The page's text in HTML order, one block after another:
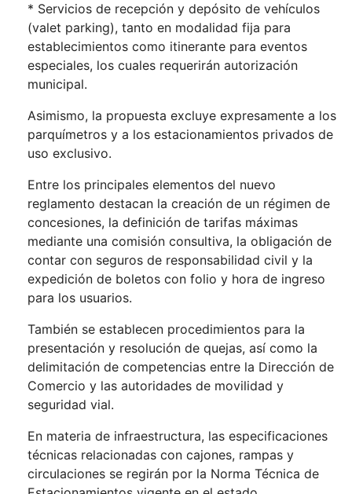
* Servicios de recepción y depósito de vehículos
(valet parking), tanto en modalidad fija para
establecimientos como itinerante para eventos
especiales, los cuales requerirán autorización
municipal.
Asimismo, la propuesta excluye expresamente a los
parquímetros y a los estacionamientos privados de
uso exclusivo.
Entre los principales elementos del nuevo
reglamento destacan la creación de un régimen de
concesiones, la definición de tarifas máximas
mediante una comisión consultiva, la obligación de
contar con seguros de responsabilidad civil y la
expedición de boletos con folio y hora de ingreso
para los usuarios.
También se establecen procedimientos para la
presentación y resolución de quejas, así como la
delimitación de competencias entre la Dirección de
Comercio y las autoridades de movilidad y
seguridad vial.
En materia de infraestructura, las especificaciones
técnicas relacionadas con cajones, rampas y
circulaciones se regirán por la Norma Técnica de